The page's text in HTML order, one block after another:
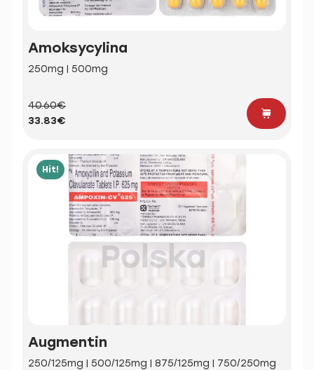
Amoksycylina
250mg | 500mg
40.60€
33.83€
Hit!
Augmentin
250/125mg | 500/125mg | 875/125mg | 750/250mg